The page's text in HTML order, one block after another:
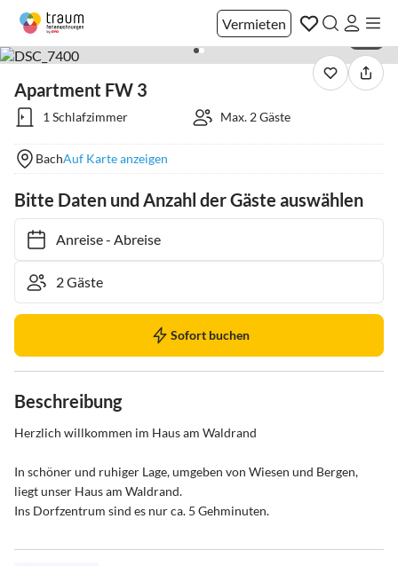
Vermieten
Apartment FW 3
1 Schlafzimmer Max. 2 Gäste
BachAuf Karte anzeigen
Bitte Daten und Anzahl der Gäste auswählen
Anreise- Abreise
Sofort buchen
Beschreibung
Herzlich willkommen im Haus am Waldrand
In schöner und ruhiger Lage, umgeben von Wiesen und Bergen,
liegt unser Haus am Waldrand.
Ins Dorfzentrum sind es nur ca. 5 Gehminuten.